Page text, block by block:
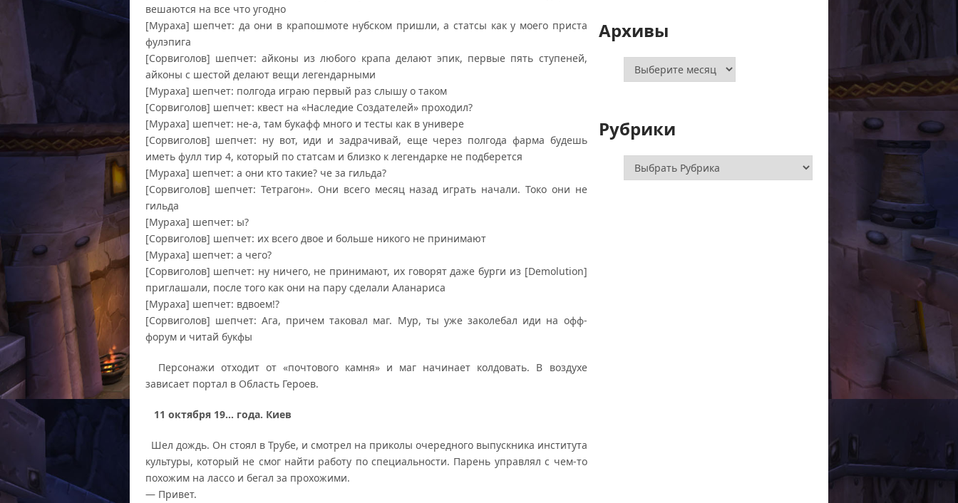
вешаются на все что угодно
[Мураха] шепчет: да они в крапошмоте нубском пришли, а статсы как у моего приста
фулэпига
[Сорвиголов] шепчет: айконы из любого крапа делают эпик, первые пять ступеней,
айконы с шестой делают вещи легендарными
[Мураха] шепчет: полгода играю первый раз слышу о таком
[Сорвиголов] шепчет: квест на «Наследие Создателей» проходил?
[Мураха] шепчет: не-а, там букафф много и тесты как в универе
[Сорвиголов] шепчет: ну вот, иди и задрачивай, еще через полгода фарма будешь
иметь фулл тир 4, который по статсам и близко к легендарке не подберется
[Мураха] шепчет: а они кто такие? че за гильда?
[Сорвиголов] шепчет: Тетрагон». Они всего месяц назад играть начали. Токо они не
гильда
[Мураха] шепчет: ы?
[Сорвиголов] шепчет: их всего двое и больше никого не принимают
[Мураха] шепчет: а чего?
[Сорвиголов] шепчет: ну ничего, не принимают, их говорят даже бурги из [Demolution]
приглашали, после того как они на пару сделали Аланариса
[Мураха] шепчет: вдвоем!?
[Сорвиголов] шепчет: Ага, причем таковал маг. Мур, ты уже заколебал иди на офф-
форум и читай букфы
Персонажи отходит от «почтового камня» и маг начинает колдовать. В воздухе
зависает портал в Область Героев.
11 октября 19… года. Киев
Шел дождь. Он стоял в Трубе, и смотрел на приколы очередного выпускника института
культуры, который не смог найти работу по специальности. Парень управлял с чем-то
похожим на лассо и бегал за прохожими.
— Привет.
Архивы
Архивы
Рубрики
Рубрики